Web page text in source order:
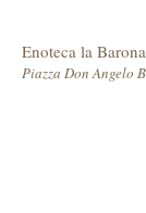
Enoteca la Barona
Piazza Don Angelo